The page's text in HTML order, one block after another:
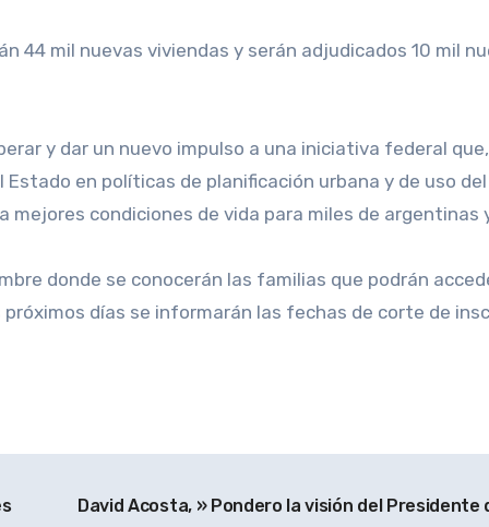
44 mil nuevas viviendas y serán adjudicados 10 mil
y dar un nuevo impulso a una iniciativa federal
en políticas de planificación urbana y de uso
condiciones de vida para miles de argentinas
donde se conocerán las familias que podrán
días se informarán las fechas de corte de
David Acosta, » Pondero la visión del